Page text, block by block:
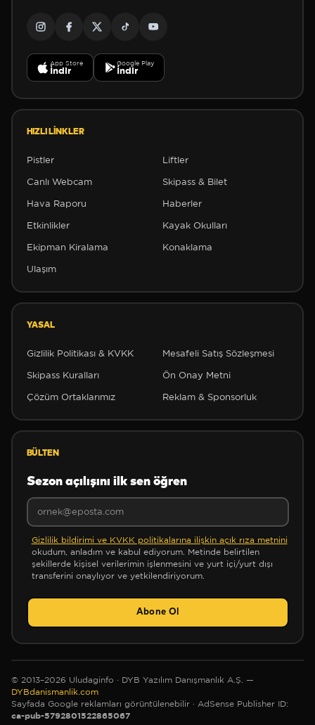
✻
✻
❅
App Store
İndir
Google Play
İndir
HIZLI LINKLER
Pistler Liftler
Canlı Webcam Skipass & Bilet
Hava Raporu Haberler
Etkinlikler Kayak Okulları
Ekipman Kiralama Konaklama
Ulaşım
YASAL
Gizlilik Politikası & KVKK Mesafeli Satış Sözleşmesi
Skipass Kuralları Ön Onay Metni
Çözüm Ortaklarımız Reklam & Sponsorluk
BÜLTEN
Sezon açılışını ilk sen öğren
Gizlilik bildirimi ve KVKK politikalarına ilişkin açık rıza metnini
okudum, anladım ve kabul ediyorum. Metinde belirtilen
şekillerde kişisel verilerimin işlenmesini ve yurt içi/yurt dışı
transferini onaylıyor ve yetkilendiriyorum.
Abone Ol
© 2013–2026 Uludaginfo · DYB Yazılım Danışmanlık A.Ş. —
DYBdanismanlik.com
Sayfada Google reklamları görüntülenebilir · AdSense Publisher ID:
ca-pub-5792801522865067